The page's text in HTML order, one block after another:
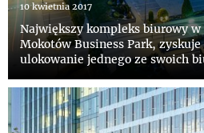
10 kwietnia 2017
Największy kompleks biurowy w
Mokotów Business Park,
ulokowanie jednego ze swoich
kw., Wydawnictwo Rolnicze –
Polskie Wydawnictwo Gosp...